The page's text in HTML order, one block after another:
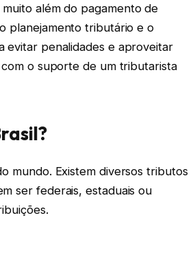
além do pagamento de
planejamento tributário e o
evitar penalidades e aproveitar
o suporte de um tributarista
mundo. Existem diversos tributos
ser federais, estaduais ou